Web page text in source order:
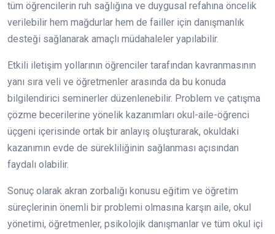
tüm öğrencilerin ruh sağlığına ve duygusal refahına öncelik
verilebilir hem mağdurlar hem de failler için danışmanlık
desteği sağlanarak amaçlı müdahaleler yapılabilir.
Etkili iletişim yollarının öğrenciler tarafından kavranmasının
yanı sıra veli ve öğretmenler arasında da bu konuda
bilgilendirici seminerler düzenlenebilir. Problem ve çatışma
çözme becerilerine yönelik kazanımları okul-aile-öğrenci
üçgeni içerisinde ortak bir anlayış oluşturarak, okuldaki
kazanımın evde de sürekliliğinin sağlanması açısından
faydalı olabilir.
Sonuç olarak akran zorbalığı konusu eğitim ve öğretim
süreçlerinin önemli bir problemi olmasına karşın aile, okul
yönetimi, öğretmenler, psikolojik danışmanlar ve tüm okul içi